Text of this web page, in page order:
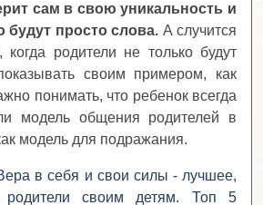
сам в свою уникальность и
будут просто слова. А случится
когда родители не только будут
своим примером, как
понимать, что ребенок всегда
модель общения родителей в
модель для подражания.
в себя и свои силы - лучшее,
родители своим детям. Топ 5